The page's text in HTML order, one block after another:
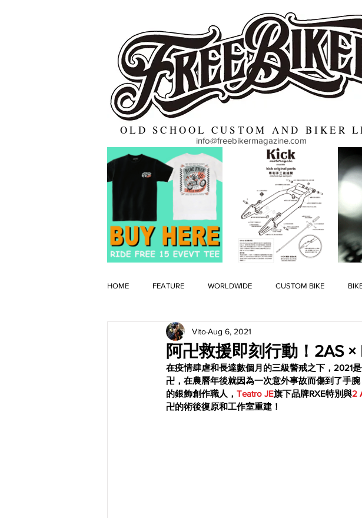
OLD SCHOOL CUSTOM AND BIKER
info@freebikermagazine.com
HOME FEATURE WORLDWIDE CUSTOM BIKE
OLD TIMER
阿卍救援即刻行動！2AS ×
VitoAug 6, 2021
在疫情肆虐和長達數個月的三級警戒之下，2021
卍，在農曆年後就因為一次意外事故而傷到了手
的銀飾創作職人， Teatro JE旗下品牌RXE特別與2
卍的術後復原和工作室重建！